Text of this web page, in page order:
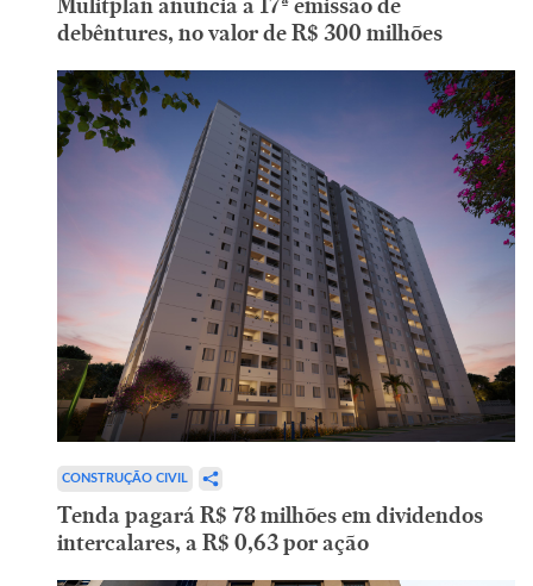
debêntures, no valor de R$ 300 milhões
CONSTRUÇÃO CIVIL
Tenda pagará R$ 78 milhões em dividendos
intercalares, a R$ 0,63 por ação